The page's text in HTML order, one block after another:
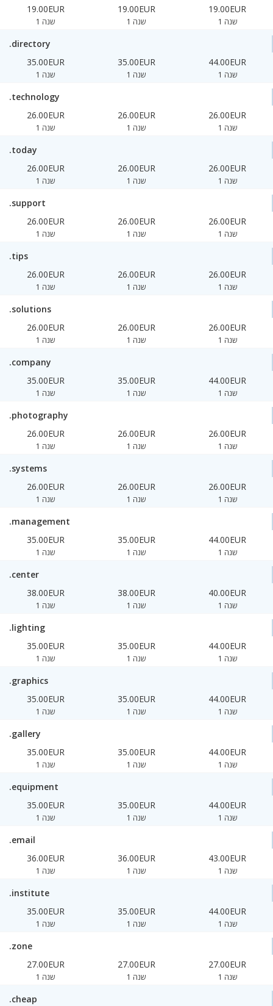
19.00EUR
1 שנה
19.00EUR
1 שנה
19.00EUR
1 שנה
.directory
35.00EUR
1 שנה
35.00EUR
1 שנה
44.00EUR
1 שנה
.technology
26.00EUR
1 שנה
26.00EUR
1 שנה
26.00EUR
1 שנה
.today
26.00EUR
1 שנה
26.00EUR
1 שנה
26.00EUR
1 שנה
.support
26.00EUR
1 שנה
26.00EUR
1 שנה
26.00EUR
1 שנה
.tips
26.00EUR
1 שנה
26.00EUR
1 שנה
26.00EUR
1 שנה
.solutions
26.00EUR
1 שנה
26.00EUR
1 שנה
26.00EUR
1 שנה
.company
35.00EUR
1 שנה
35.00EUR
1 שנה
44.00EUR
1 שנה
.photography
26.00EUR
1 שנה
26.00EUR
1 שנה
26.00EUR
1 שנה
.systems
26.00EUR
1 שנה
26.00EUR
1 שנה
26.00EUR
1 שנה
.management
35.00EUR
1 שנה
35.00EUR
1 שנה
44.00EUR
1 שנה
.center
38.00EUR
1 שנה
38.00EUR
1 שנה
40.00EUR
1 שנה
.lighting
35.00EUR
1 שנה
35.00EUR
1 שנה
44.00EUR
1 שנה
.graphics
35.00EUR
1 שנה
35.00EUR
1 שנה
44.00EUR
1 שנה
.gallery
35.00EUR
1 שנה
35.00EUR
1 שנה
44.00EUR
1 שנה
.equipment
35.00EUR
1 שנה
35.00EUR
1 שנה
44.00EUR
1 שנה
.email
36.00EUR
1 שנה
36.00EUR
1 שנה
43.00EUR
1 שנה
.institute
35.00EUR
1 שנה
35.00EUR
1 שנה
44.00EUR
1 שנה
.zone
27.00EUR
1 שנה
27.00EUR
1 שנה
27.00EUR
1 שנה
.cheap